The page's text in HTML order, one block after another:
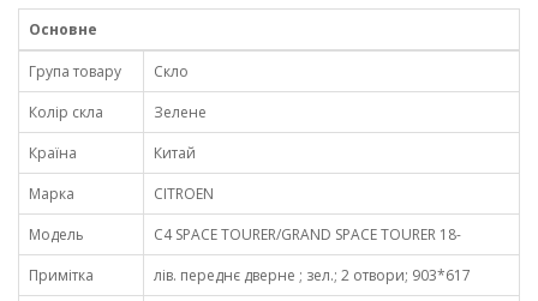
Основне
Група товару
Скло
Колір скла
Зелене
Країна
Китай
Марка
CITROEN
Модель
C4 SPACE TOURER/GRAND SPACE TOURER 18-
Примітка
лів. переднє дверне ; зел.; 2 отвори; 903*617